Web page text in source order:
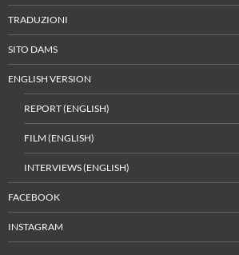
TRADUZIONI
SITO DAMS
ENGLISH VERSION
REPORT (ENGLISH)
FILM (ENGLISH)
INTERVIEWS (ENGLISH)
FACEBOOK
INSTAGRAM